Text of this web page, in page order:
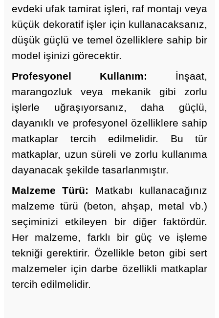
evdeki ufak tamirat işleri, raf montajı veya
küçük dekoratif işler için kullanacaksanız,
düşük güçlü ve temel özelliklere sahip bir
model işinizi görecektir.
Profesyonel Kullanım: İnşaat,
marangozluk veya mekanik gibi zorlu
işlerle uğraşıyorsanız, daha güçlü,
dayanıklı ve profesyonel özelliklere sahip
matkaplar tercih edilmelidir. Bu tür
matkaplar, uzun süreli ve zorlu kullanıma
dayanacak şekilde tasarlanmıştır.
Malzeme Türü: Matkabı kullanacağınız
malzeme türü (beton, ahşap, metal vb.)
seçiminizi etkileyen bir diğer faktördür.
Her malzeme, farklı bir güç ve işleme
tekniği gerektirir. Özellikle beton gibi sert
malzemeler için darbe özellikli matkaplar
tercih edilmelidir.